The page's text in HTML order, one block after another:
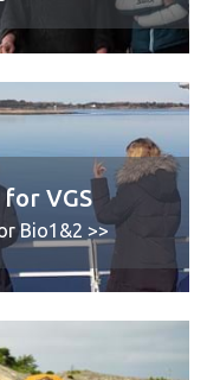
VGS
Bio1&2 >>